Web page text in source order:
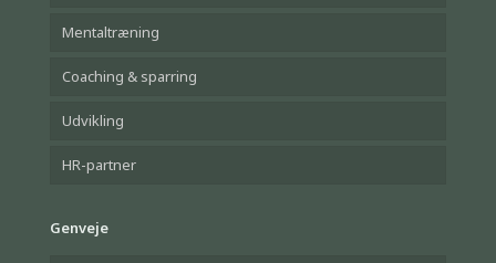
Mentaltræning
Coaching & sparring
Udvikling
HR-partner
Genveje